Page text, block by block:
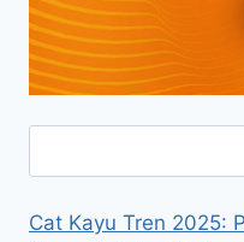
Cat Kayu Tren 2025: